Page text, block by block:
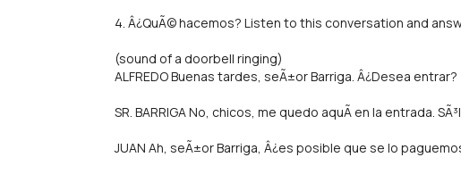
4. Â¿QuÃ© hacemos? Listen to this conversation and
(sound of a doorbell ringing)
ALFREDO Buenas tardes, seÃ±or Barriga. Â¿Desea entrar?
SR. BARRIGA No, chicos, me quedo aquÃ­ en la entrada.
JUAN Ah, seÃ±or Barriga, Â¿es posible que se lo